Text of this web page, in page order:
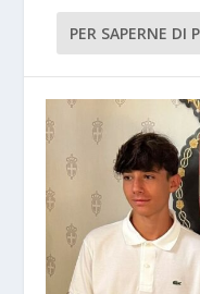
PER SAPERNE DI